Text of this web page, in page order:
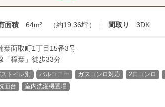
面積 64m² （約19.36坪） 間取り 3DK
葉面取町1丁目15番3号
「樟葉」徒歩33分
トイレ別 バルコニー ガスコンロ対応 2口コンロ
面台 室内洗濯機置場